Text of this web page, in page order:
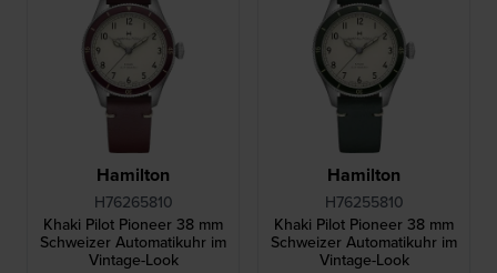
Hamilton
H76265810
Khaki Pilot Pioneer 38 mm
Schweizer Automatikuhr im
Vintage-Look
Hamilton
H76255810
Khaki Pilot Pioneer 38 mm
Schweizer Automatikuhr im
Vintage-Look